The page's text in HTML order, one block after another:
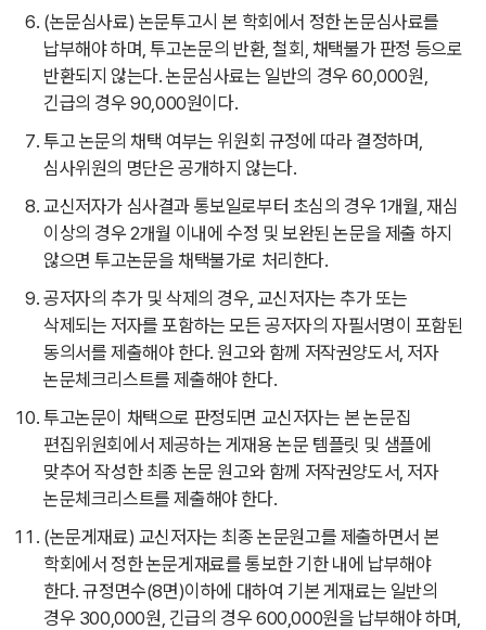
(논문심사료) 논문투고시 본 학회에서 정한 논문심사료를
납부해야 하며, 투고논문의 반환, 철회, 채택불가 판정 등으로
반환되지 않는다. 논문심사료는 일반의 경우 60,000원,
긴급의 경우 90,000원이다.
투고 논문의 채택 여부는 위원회 규정에 따라 결정하며,
심사위원의 명단은 공개하지 않는다.
교신저자가 심사결과 통보일로부터 초심의 경우 1개월, 재심
이상의 경우 2개월 이내에 수정 및 보완된 논문을 제출 하지
않으면 투고논문을 채택불가로 처리한다.
공저자의 추가 및 삭제의 경우, 교신저자는 추가 또는
삭제되는 저자를 포함하는 모든 공저자의 자필서명이 포함된
동의서를 제출해야 한다. 원고와 함께 저작권양도서, 저자
논문체크리스트를 제출해야 한다.
투고논문이 채택으로 판정되면 교신저자는 본 논문집
편집위원회에서 제공하는 게재용 논문 템플릿 및 샘플에
맞추어 작성한 최종 논문 원고와 함께 저작권양도서, 저자
논문체크리스트를 제출해야 한다.
(논문게재료) 교신저자는 최종 논문원고를 제출하면서 본
학회에서 정한 논문게재료를 통보한 기한 내에 납부해야
한다. 규정면수(8면)이하에 대하여 기본 게재료는 일반의
경우 300,000원, 긴급의 경우 600,000원을 납부해야 하며,